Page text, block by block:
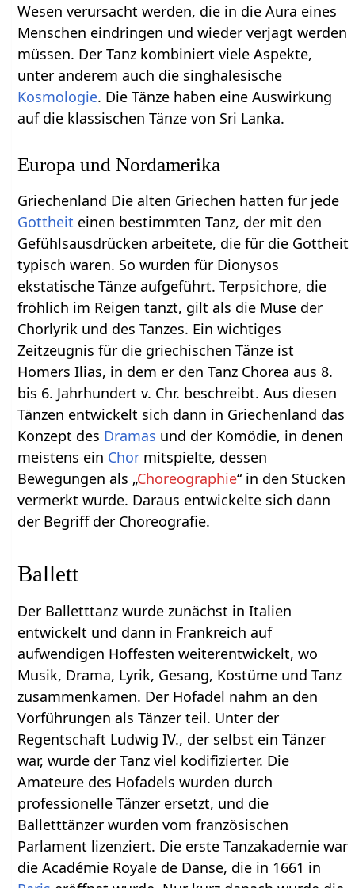
Wesen verursacht werden, die in die Aura eines
Menschen eindringen und wieder verjagt werden
müssen. Der Tanz kombiniert viele Aspekte,
unter anderem auch die singhalesische
Kosmologie. Die Tänze haben eine Auswirkung
auf die klassischen Tänze von Sri Lanka.
Europa und Nordamerika
Griechenland Die alten Griechen hatten für jede
Gottheit einen bestimmten Tanz, der mit den
Gefühlsausdrücken arbeitete, die für die Gottheit
typisch waren. So wurden für Dionysos
ekstatische Tänze aufgeführt. Terpsichore, die
fröhlich im Reigen tanzt, gilt als die Muse der
Chorlyrik und des Tanzes. Ein wichtiges
Zeitzeugnis für die griechischen Tänze ist
Homers Ilias, in dem er den Tanz Chorea aus 8.
bis 6. Jahrhundert v. Chr. beschreibt. Aus diesen
Tänzen entwickelt sich dann in Griechenland das
Konzept des Dramas und der Komödie, in denen
meistens ein Chor mitspielte, dessen
Bewegungen als „Choreographie“ in den Stücken
vermerkt wurde. Daraus entwickelte sich dann
der Begriff der Choreografie.
Ballett
Der Balletttanz wurde zunächst in Italien
entwickelt und dann in Frankreich auf
aufwendigen Hoffesten weiterentwickelt, wo
Musik, Drama, Lyrik, Gesang, Kostüme und Tanz
zusammenkamen. Der Hofadel nahm an den
Vorführungen als Tänzer teil. Unter der
Regentschaft Ludwig IV., der selbst ein Tänzer
war, wurde der Tanz viel kodifizierter. Die
Amateure des Hofadels wurden durch
professionelle Tänzer ersetzt, und die
Balletttänzer wurden vom französischen
Parlament lizenziert. Die erste Tanzakademie war
die Académie Royale de Danse, die in 1661 in